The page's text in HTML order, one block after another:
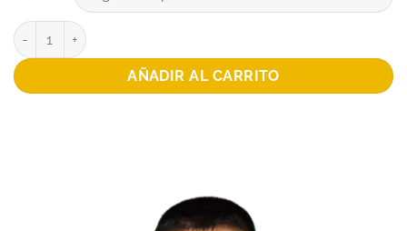
CAMISETA MATCH ARQUERO SUPLENTE PATRONATO 2026
AÑADIR AL CARRITO